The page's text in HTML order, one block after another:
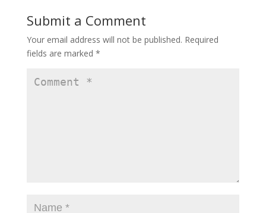
o
o
k
o
n
Submit a Comment
Your email address will not be published. Required
fields are marked *